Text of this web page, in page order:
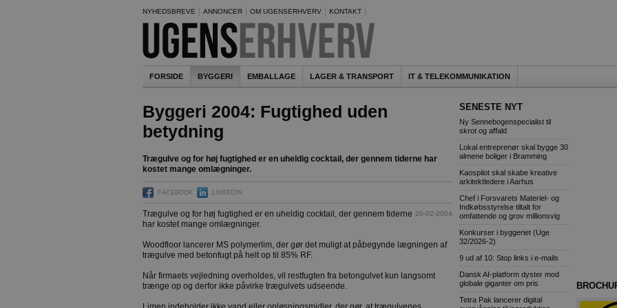
NYHEDSBREVE ANNONCER OM UGENSERHVERV KONTAKT
FORSIDE BYGGERI EMBALLAGE LAGER & TRANSPORT IT & TELEKOMMUNIKATION
Byggeri 2004: Fugtighed uden
betydning
Trægulve og for høj fugtighed er en uheldig cocktail, der gennem tiderne har
kostet mange omlægninger.
FACEBOOK LINKEDIN
20-02-2004
Trægulve og for høj fugtighed er en uheldig cocktail, der gennem tiderne
har kostet mange omlægninger.
Woodfloor lancerer MS polymerlim, der gør det muligt at påbegynde lægningen af
trægulve med betonfugt på helt op til 85% RF.
Når firmaets vejledning overholdes, vil restfugten fra betongulvet kun langsomt
trænge op og derfor ikke påvirke trægulvets udseende.
SENESTE NYT
Ny Sennebogenspecialist til
skrot og affald
Lokal entreprenør skal bygge 30
almene boliger i Bramming
Kaospilot skal skabe kreative
arkitektledere i Aarhus
Chef i Forsvarets Materiel- og
Indkøbsstyrelse tiltalt for
omfattende og grov millionsvig
Konkurser i byggeriet (Uge
32/2026-2)
9 ud af 10: Stop links i e-mails
Dansk AI-platform dyster mod
globale giganter om pris
Tetra Pak lancerer digital